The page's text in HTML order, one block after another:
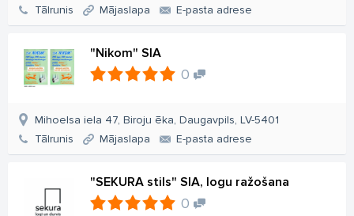
Tālrunis
Mājaslapa E-pasta adrese
"Nikom" SIA
0
Mihoelsa iela 47, Biroju ēka, Daugavpils, LV-5401
Tālrunis
Mājaslapa E-pasta adrese
"SEKURA stils" SIA, logu ražošana
0